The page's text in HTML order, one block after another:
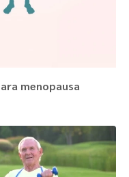
menopausa